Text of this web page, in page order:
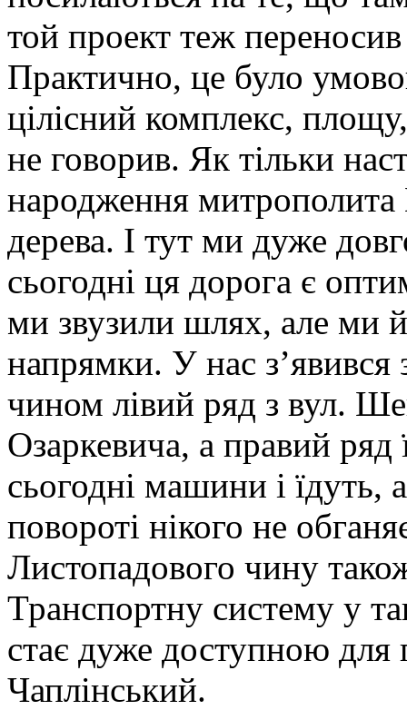
той проект теж
Практично, це було
цілісний комплекс,
не говорив. Як тільки
народження митрополита
дерева. І тут ми дуже
сьогодні ця дорога є
ми звузили шлях, але ми
напрямки. У нас з’явився
чином лівий ряд з вул.
Озаркевича, а правий ряд
сьогодні машини і їдуть,
повороті нікого не
Листопадового чину
Транспортну систему у
стає дуже доступною для
Чаплінський.